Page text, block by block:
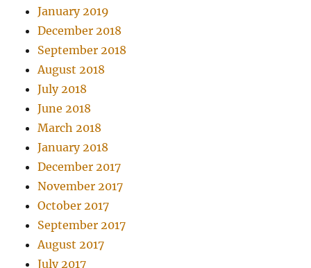
January 2019
December 2018
September 2018
August 2018
July 2018
June 2018
March 2018
January 2018
December 2017
November 2017
October 2017
September 2017
August 2017
July 2017